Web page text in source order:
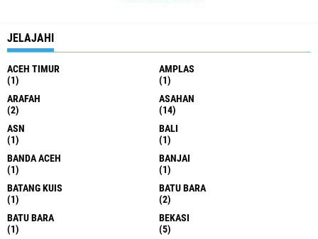
JELAJAHI
ACEH TIMUR
(1)
AMPLAS
(1)
ARAFAH
(2)
ASAHAN
(14)
ASN
(1)
BALI
(1)
BANDA ACEH
(1)
BANJAI
(1)
BATANG KUIS
(1)
BATU BARA
(2)
BATU BARA
(1)
BEKASI
(5)